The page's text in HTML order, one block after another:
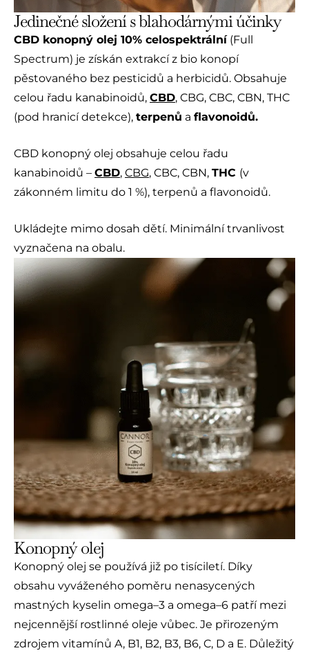
Jedinečné složení s blahodárnými účinky
CBD konopný olej 10% celospektrální(Full
Spectrum) je získán extrakcí z bio konopí
pěstovaného bez pesticidů a herbicidů. Obsahuje
celou řadu kanabinoidů, CBD, CBG, CBC, CBN, THC
(pod hranicí detekce), terpenů a flavonoidů.
CBD konopný olej obsahuje celou řadu
kanabinoidů – CBD, CBG, CBC, CBN, THC (v
zákonném limitu do 1 %), terpenů a flavonoidů.
Ukládejte mimo dosah dětí. Minimální trvanlivost
vyznačena na obalu.
Konopný olej
Konopný olej se používá již po tisíciletí. Díky
obsahu vyváženého poměru nenasycených
mastných kyselin omega–3 a omega–6 patří mezi
nejcennější rostlinné oleje vůbec. Je přirozeným
zdrojem vitamínů A, B1, B2, B3, B6, C, D a E. Důležitý